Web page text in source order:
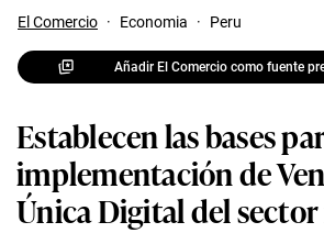
El Comercio · Economia · Peru
Añadir El Comercio como fuente
Establecen las bases
implementación de
Única Digital del